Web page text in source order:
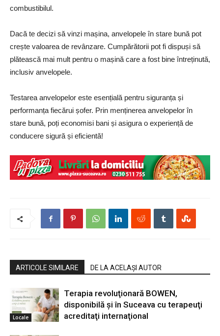
combustibilul.
Dacă te decizi să vinzi mașina, anvelopele în stare bună pot
crește valoarea de revânzare. Cumpărătorii pot fi dispuși să
plătească mai mult pentru o mașină care a fost bine întreținută,
inclusiv anvelopele.
Testarea anvelopelor este esențială pentru siguranța și
performanța fiecărui șofer. Prin menținerea anvelopelor în
stare bună, poți economisi bani și asigura o experiență de
conducere sigură și eficientă!
ARTICOLE SIMILARE DE LA ACELAȘI AUTOR
Locale
Terapia revoluţionară BOWEN,
disponibilă şi în Suceava cu terapeuţi
acreditaţi internaţional